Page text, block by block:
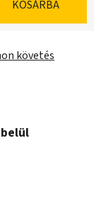
KOSÁRBA
követés